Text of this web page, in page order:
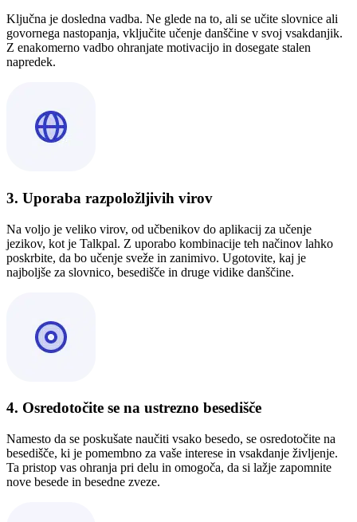
Ključna je dosledna vadba. Ne glede na to, ali se učite slovnice ali
govornega nastopanja, vključite učenje danščine v svoj vsakdanjik.
Z enakomerno vadbo ohranjate motivacijo in dosegate stalen
napredek.
3. Uporaba razpoložljivih virov
Na voljo je veliko virov, od učbenikov do aplikacij za učenje
jezikov, kot je Talkpal. Z uporabo kombinacije teh načinov lahko
poskrbite, da bo učenje sveže in zanimivo. Ugotovite, kaj je
najboljše za slovnico, besedišče in druge vidike danščine.
4. Osredotočite se na ustrezno besedišče
Namesto da se poskušate naučiti vsako besedo, se osredotočite na
besedišče, ki je pomembno za vaše interese in vsakdanje življenje.
Ta pristop vas ohranja pri delu in omogoča, da si lažje zapomnite
nove besede in besedne zveze.